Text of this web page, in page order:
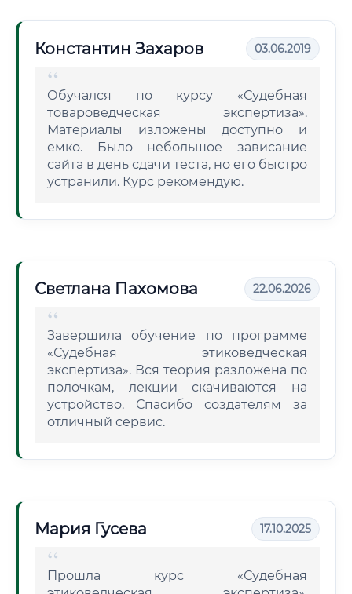
Константин Захаров 03.06.2019
Обучался по курсу «Судебная
товароведческая экспертиза».
Материалы изложены доступно и
емко. Было небольшое зависание
сайта в день сдачи теста, но его быстро
устранили. Курс рекомендую.
Светлана Пахомова 22.06.2026
Завершила обучение по программе
«Судебная этиковедческая
экспертиза». Вся теория разложена по
полочкам, лекции скачиваются на
устройство. Спасибо создателям за
отличный сервис.
Мария Гусева 17.10.2025
Прошла курс «Судебная